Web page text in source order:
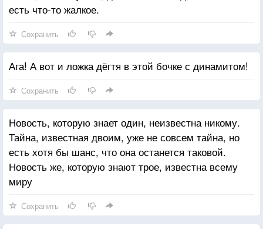
есть что-то жалкое.
Сохранить
Ага! А вот и ложка дёгтя в этой бочке с динамитом!
Сохранить
Новость, которую знает один, неизвестна никому.
Тайна, известная двоим, уже не совсем тайна, но
есть хотя бы шанс, что она останется таковой.
Новость же, которую знают трое, известна всему
миру
Сохранить